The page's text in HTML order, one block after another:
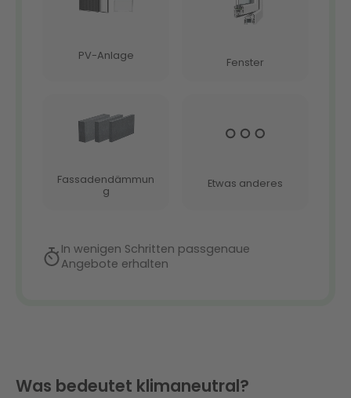
Was bedeutet klimaneutral?